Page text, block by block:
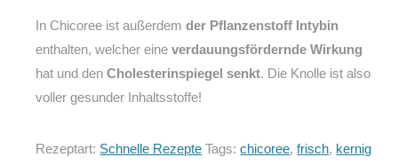
In Chicoree ist außerdemder Pflanzenstoff Intybin
enthalten, welcher eineverdauungsfördernde Wirkung
hat und denCholesterinspiegel senkt. Die Knolle ist also
voller gesunder Inhaltsstoffe!
Rezeptart: Schnelle Rezepte Tags:chicoree,frisch, kernig